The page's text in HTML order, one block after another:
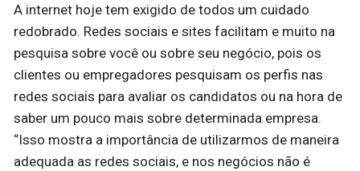
A internet hoje tem exigido de todos um cuidado
redobrado. Redes sociais e sites facilitam e muito na
pesquisa sobre você ou sobre seu negócio, pois os
clientes ou empregadores pesquisam os perfis nas
redes sociais para avaliar os candidatos ou na hora de
saber um pouco mais sobre determinada empresa.
“Isso mostra a importância de utilizarmos de maneira
adequada as redes sociais, e nos negócios não é